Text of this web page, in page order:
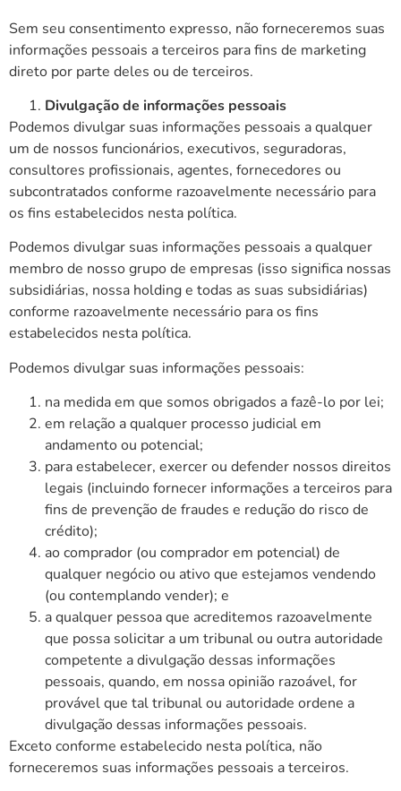
Sem seu consentimento expresso, não forneceremos suas
informações pessoais a terceiros para fins de marketing
direto por parte deles ou de terceiros.
Divulgação de informações pessoais
Podemos divulgar suas informações pessoais a qualquer
um de nossos funcionários, executivos, seguradoras,
consultores profissionais, agentes, fornecedores ou
subcontratados conforme razoavelmente necessário para
os fins estabelecidos nesta política.
Podemos divulgar suas informações pessoais a qualquer
membro de nosso grupo de empresas (isso significa nossas
subsidiárias, nossa holding e todas as suas subsidiárias)
conforme razoavelmente necessário para os fins
estabelecidos nesta política.
Podemos divulgar suas informações pessoais:
na medida em que somos obrigados a fazê-lo por lei;
em relação a qualquer processo judicial em
andamento ou potencial;
para estabelecer, exercer ou defender nossos direitos
legais (incluindo fornecer informações a terceiros para
fins de prevenção de fraudes e redução do risco de
crédito);
ao comprador (ou comprador em potencial) de
qualquer negócio ou ativo que estejamos vendendo
(ou contemplando vender); e
a qualquer pessoa que acreditemos razoavelmente
que possa solicitar a um tribunal ou outra autoridade
competente a divulgação dessas informações
pessoais, quando, em nossa opinião razoável, for
provável que tal tribunal ou autoridade ordene a
divulgação dessas informações pessoais.
Exceto conforme estabelecido nesta política, não
forneceremos suas informações pessoais a terceiros.